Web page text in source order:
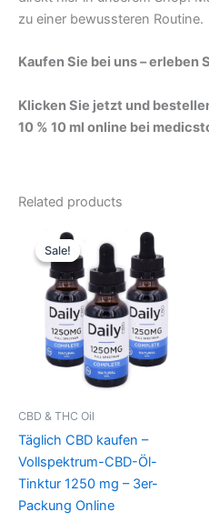
zu einer bewussteren Routine.
Kaufen Sie bei uns – erleben
Klicken Sie jetzt und
10 % 10 ml online bei
Related products
Sale!
Sale!
CBD & THC Oil
Täglich CBD kaufen –
Vollspektrum-CBD-Öl-
Tinktur 1250 mg – 3er-
Packung Online
price
was:
272,61 €.
price
is:
246,65 €.